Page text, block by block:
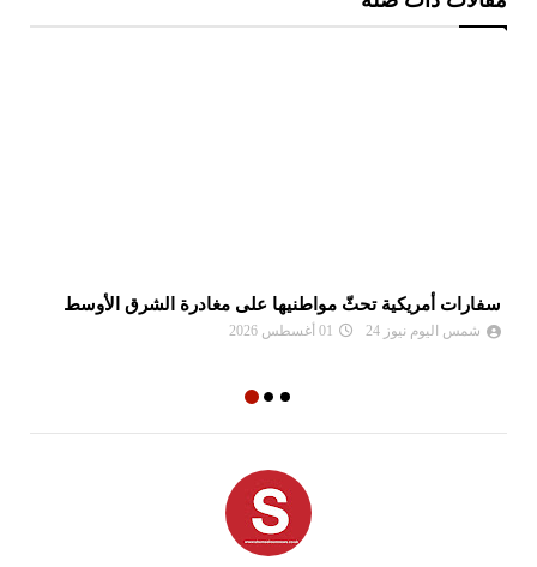
سفارات أمريكية تحثّ مواطنيها على مغادرة الشرق الأوسط
شمس اليوم نيوز 24 01 أغسطس 2026